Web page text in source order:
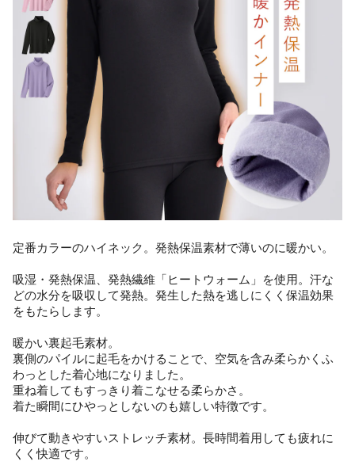
定番カラーのハイネック。発熱保温素材で薄いのに暖かい。
吸湿・発熱保温、発熱繊維「ヒートウォーム」を使用。汗な
どの水分を吸収して発熱。発生した熱を逃しにくく保温効果
をもたらします。
暖かい裏起毛素材。
裏側のパイルに起毛をかけることで、空気を含み柔らかくふ
わっとした着心地になりました。
重ね着してもすっきり着こなせる柔らかさ。
着た瞬間にひやっとしないのも嬉しい特徴です。
伸びて動きやすいストレッチ素材。長時間着用しても疲れに
くく快適です。